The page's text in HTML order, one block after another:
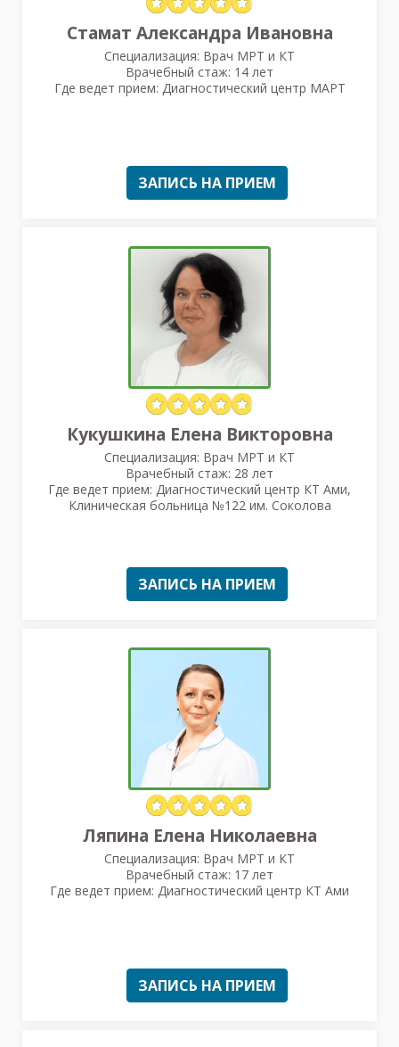
Стамат Александра Ивановна
Специализация: Врач МРТ и КТ
Врачебный стаж: 14 лет
Где ведет прием: Диагностический центр МАРТ
ЗАПИСЬ НА ПРИЕМ
Кукушкина Елена Викторовна
Специализация: Врач МРТ и КТ
Врачебный стаж: 28 лет
Где ведет прием: Диагностический центр КТ Ами,
Клиническая больница №122 им. Соколова
ЗАПИСЬ НА ПРИЕМ
Ляпина Елена Николаевна
Специализация: Врач МРТ и КТ
Врачебный стаж: 17 лет
Где ведет прием: Диагностический центр КТ Ами
ЗАПИСЬ НА ПРИЕМ